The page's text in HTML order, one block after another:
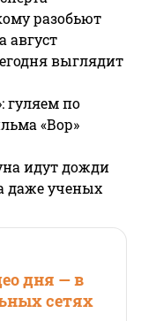
разобьют
август
выглядит
гуляем по
«Вор»
идут дожди
даже ученых
дня — в
сетях